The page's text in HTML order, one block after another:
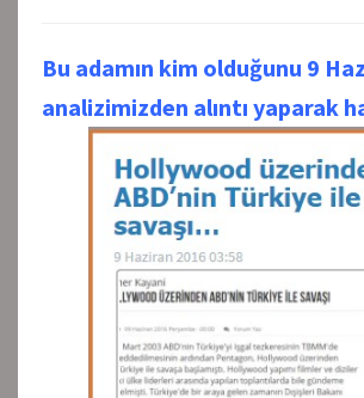
Bu adamın kim olduğunu 9
analizimizden alıntı yaparak